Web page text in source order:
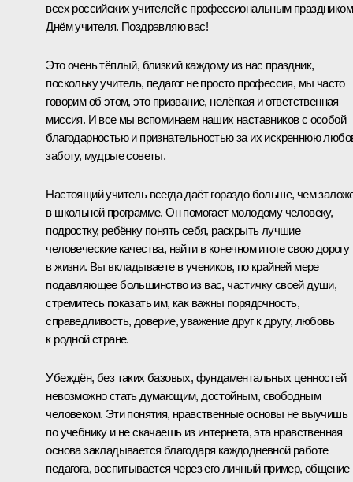
всех российских учителей с профессиональным
Днём учителя. Поздравляю вас!
Это очень тёплый, близкий каждому из нас праздник,
поскольку учитель, педагог не просто профессия, мы часто
говорим об этом, это призвание, нелёгкая и ответственная
миссия. И все мы вспоминаем наших наставников с особой
благодарностью и признательностью за их искреннюю
заботу, мудрые советы.
Настоящий учитель всегда даёт гораздо больше, чем
в школьной программе. Он помогает молодому человеку,
подростку, ребёнку понять себя, раскрыть лучшие
человеческие качества, найти в конечном итоге свою дорогу
в жизни. Вы вкладываете в учеников, по крайней мере
подавляющее большинство из вас, частичку своей души,
стремитесь показать им, как важны порядочность,
справедливость, доверие, уважение друг к другу, любовь
к родной стране.
Убеждён, без таких базовых, фундаментальных ценностей
невозможно стать думающим, достойным, свободным
человеком. Эти понятия, нравственные основы не выучишь
по учебнику и не скачаешь из интернета, эта нравственная
основа закладывается благодаря каждодневной работе
педагога, воспитывается через его личный пример, общение